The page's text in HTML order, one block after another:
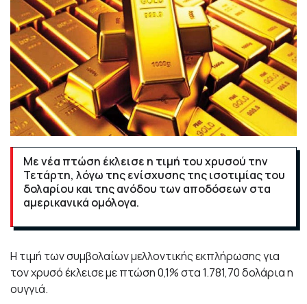
Με νέα πτώση έκλεισε η τιμή του χρυσού την
Τετάρτη, λόγω της ενίσχυσης της ισοτιμίας του
δολαρίου και της ανόδου των αποδόσεων στα
αμερικανικά ομόλογα.
Η τιμή των συμβολαίων μελλοντικής εκπλήρωσης για
τον χρυσό έκλεισε με πτώση 0,1% στα 1.781,70 δολάρια η
ουγγιά.